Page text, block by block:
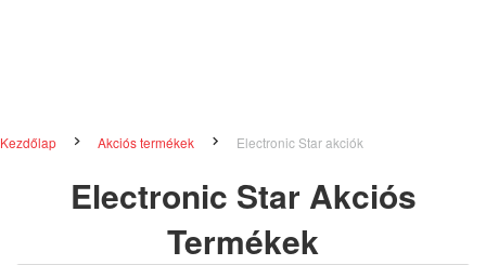
Kezdőlap Akciós termékek Electronic Star akciók
Electronic Star Akciós
Termékek